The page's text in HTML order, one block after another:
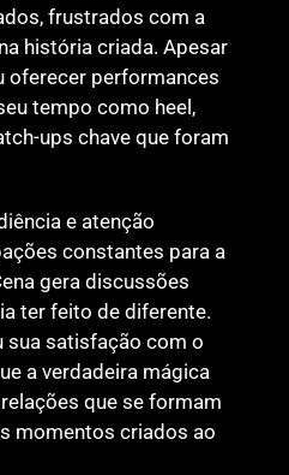
frustrados com a
história criada. Apesar
oferecer performances
tempo como heel,
ups chave que foram
e atenção
constantes para a
gera discussões
ter feito de diferente.
sua satisfação com o
a verdadeira mágica
que se formam
momentos criados ao